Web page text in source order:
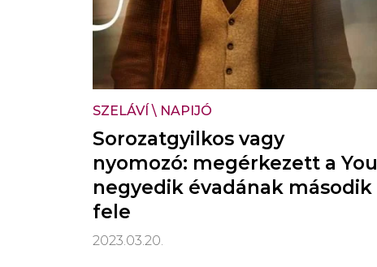
SZELÁVÍ \ NAPIJÓ
Sorozatgyilkos vagy
nyomozó: megérkezett a You
negyedik évadának második
fele
2023.03.20.